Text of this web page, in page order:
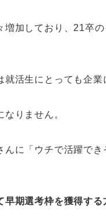
加しており、21卒
活生にとっても企業
りません。
に「ウチで活躍で
早期選考枠を獲得する